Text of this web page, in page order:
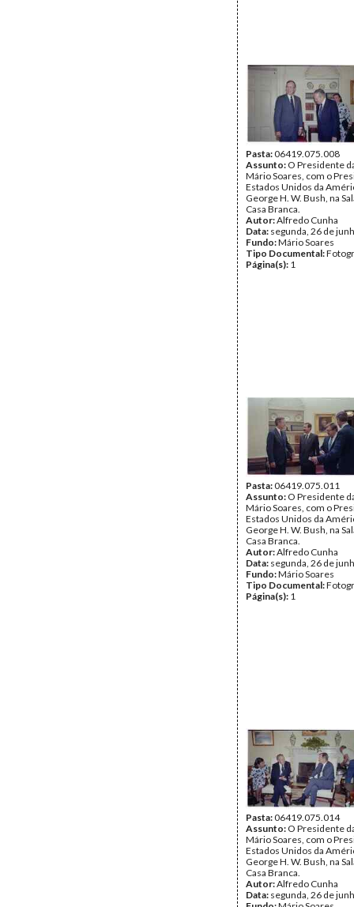
Pasta:06419.075.008
Assunto: O Presidente
Mário Soares, com o
Estados Unidos da
George H. W. Bush, na
Casa Branca.
Autor:Alfredo Cunha
Data: segunda, 26 de
Fundo:Mário Soares
Tipo Documental:
Página(s): 1
Pasta:06419.075.011
Assunto: O Presidente
Mário Soares, com o
Estados Unidos da
George H. W. Bush, na
Casa Branca.
Autor:Alfredo Cunha
Data: segunda, 26 de
Fundo:Mário Soares
Tipo Documental:
Página(s): 1
Pasta:06419.075.014
Assunto: O Presidente
Mário Soares, com o
Estados Unidos da
George H. W. Bush, na
Casa Branca.
Autor:Alfredo Cunha
Data: segunda, 26 de